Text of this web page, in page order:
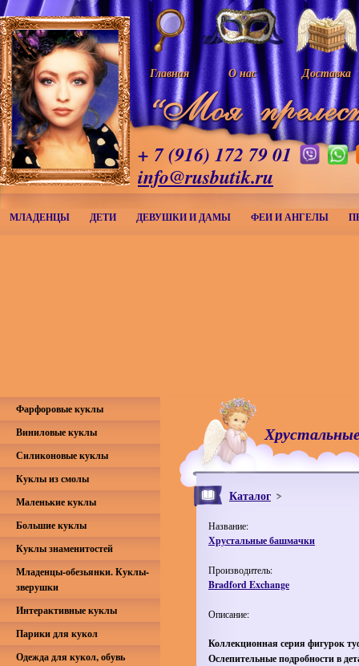
Главная О нас Доставка
+ 7 (916) 172 79 01
info@rusbutik.ru
МЛАДЕНЦЫ ДЕТИ ДЕВУШКИ И ДАМЫ ФЕИ И АНГЕЛЫ
Каталог
Название:
Хрустальные башмачки
Производитель:
Bradford Exchange
Описание:
Коллекционная серия фигурок
Ослепительные подробности в
Фарфоровые куклы
Виниловые куклы
Силиконовые куклы
Куклы из смолы
Маленькие куклы
Большие куклы
Куклы знаменитостей
Младенцы-обезьянки. Куклы-
зверушки
Интерактивные куклы
Парики для кукол
Одежда для кукол, обувь